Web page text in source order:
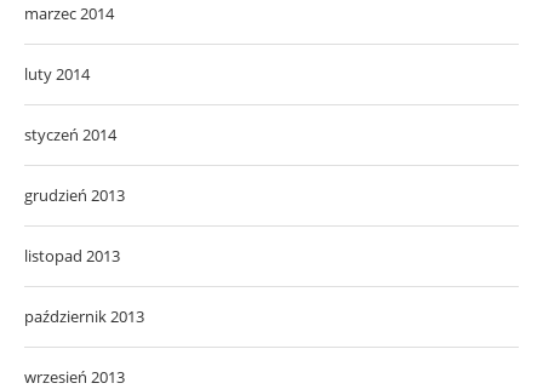
marzec 2014
luty 2014
styczeń 2014
grudzień 2013
listopad 2013
październik 2013
wrzesień 2013